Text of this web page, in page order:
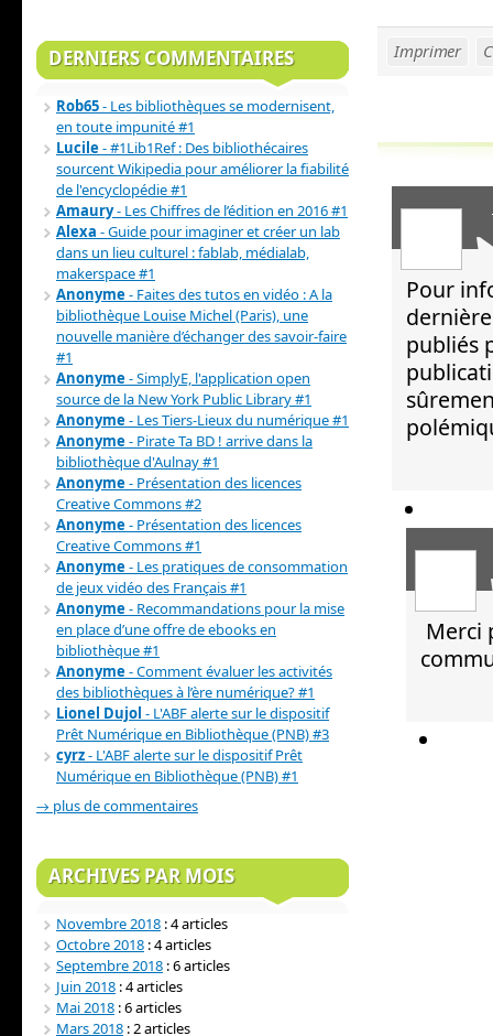
Imprimer
Pour
publiés
Merci
DERNIERS COMMENTAIRES
Rob65- Les bibliothèques se modernisent,
en toute impunité #1
Lucile- #1Lib1Ref : Des bibliothécaires
sourcent Wikipedia pour améliorer la fiabilité
de l'encyclopédie #1
Amaury- Les Chiffres de l’édition en 2016 #1
Alexa - Guide pour imaginer et créer un lab
dans un lieu culturel : fablab, médialab,
makerspace #1
Anonyme- Faites des tutos en vidéo : A la
bibliothèque Louise Michel (Paris), une
nouvelle manière d’échanger des savoir-faire
#1
Anonyme- SimplyE, l'application open
source de la New York Public Library #1
Anonyme- Les Tiers-Lieux du numérique #1
Anonyme- Pirate Ta BD ! arrive dans la
bibliothèque d'Aulnay #1
Anonyme- Présentation des licences
Creative Commons #2
Anonyme- Présentation des licences
Creative Commons #1
Anonyme- Les pratiques de consommation
de jeux vidéo des Français #1
Anonyme- Recommandations pour la mise
en place d’une offre de ebooks en
bibliothèque #1
Anonyme- Comment évaluer les activités
des bibliothèques à l’ère numérique? #1
Lionel Dujol - L'ABF alerte sur le dispositif
Prêt Numérique en Bibliothèque (PNB) #3
cyrz- L'ABF alerte sur le dispositif Prêt
Numérique en Bibliothèque (PNB) #1
→ plus de commentaires
ARCHIVES PAR MOIS
Novembre 2018 : 4 articles
Octobre 2018 : 4 articles
Septembre 2018 : 6 articles
Juin 2018 : 4 articles
Mai 2018 : 6 articles
Mars 2018 : 2 articles